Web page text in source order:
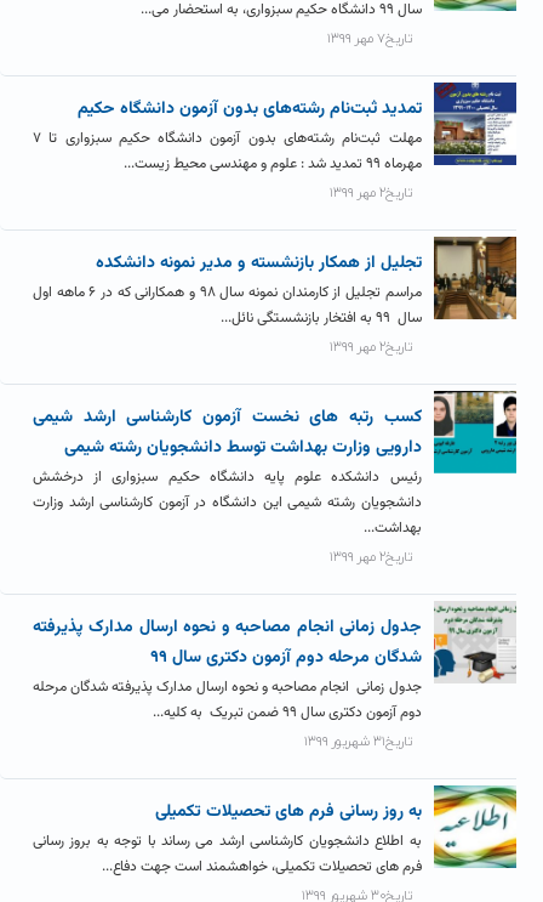
سال ۹۹ دانشگاه حکیم سبزواری، به استحضار می...
تاریخ۷ مهر ۱۳۹۹
تمدید ثبت‌نام رشته‌های بدون آزمون دانشگاه حکیم
مهلت ثبت‌نام رشته‌های بدون آزمون دانشگاه حکیم سبزواری تا ۷
مهرماه ۹۹ تمدید شد : علوم و مهندسی محیط زیست...
تاریخ۲ مهر ۱۳۹۹
تجلیل از همکار بازنشسته و مدیر نمونه دانشکده
مراسم تجلیل از کارمندان نمونه سال ۹۸ و همکارانی که در ۶ ماهه اول
سال ۹۹ به افتخار بازنشستگی نائل...
تاریخ۲ مهر ۱۳۹۹
کسب رتبه های نخست آزمون کارشناسی ارشد شیمی
دارویی وزارت بهداشت توسط دانشجویان رشته شیمی
رئیس دانشکده علوم پایه دانشگاه حکیم سبزواری از درخشش
دانشجویان رشته شیمی این دانشگاه در آزمون کارشناسی ارشد وزارت
بهداشت...
تاریخ۲ مهر ۱۳۹۹
جدول زمانی انجام مصاحبه و نحوه ارسال مدارک پذیرفته
شدگان مرحله دوم آزمون دکتری سال ۹۹
جدول زمانی انجام مصاحبه و نحوه ارسال مدارک پذیرفته شدگان مرحله
دوم آزمون دکتری سال ۹۹ ضمن تبریک به کلیه...
تاریخ۳۱ شهریور ۱۳۹۹
به روز رسانی فرم های تحصیلات تکمیلی
به اطلاع دانشجویان کارشناسی ارشد می رساند با توجه به بروز رسانی
فرم های تحصیلات تکمیلی، خواهشمند است جهت دفاع...
تاریخ۳۰ شهریور ۱۳۹۹